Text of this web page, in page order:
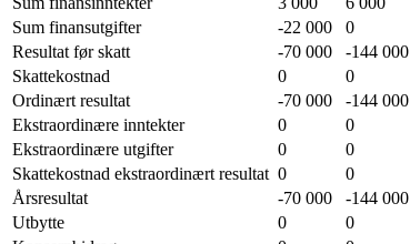
Sum finansutgifter
-22 000 0
Resultat før skatt
-70 000 -144 000
Skattekostnad
0 0
Ordinært resultat
-70 000 -144 000
Ekstraordinære inntekter
0 0
Ekstraordinære utgifter
0 0
Skattekostnad ekstraordinært resultat 0 0
Årsresultat
-70 000 -144 000
Utbytte
0 0